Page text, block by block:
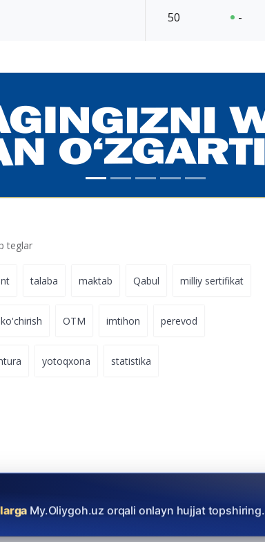
50 -
teglar
talaba maktab Qabul milliy sertifikat
OTM imtihon perevod
yotoqxona statistika
My.Oliygoh.uz orqali onlayn hujjat topshiring.